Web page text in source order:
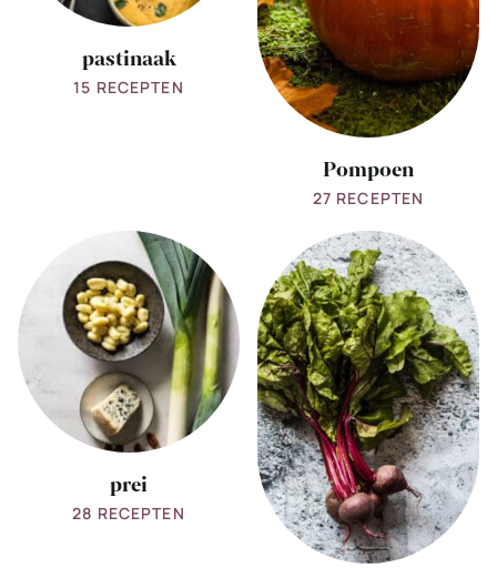
pastinaak
15 RECEPTEN
Pompoen
27 RECEPTEN
View
all
prei
prei
28 RECEPTEN
View
all
Rode
bietjes